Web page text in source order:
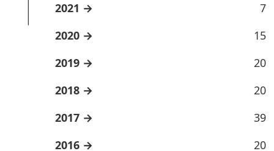
2021
7
2020
15
2019
20
2018
20
2017
39
2016
20